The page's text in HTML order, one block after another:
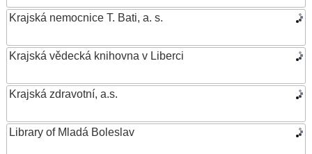
Krajská nemocnice T. Bati, a. s.
Krajská vědecká knihovna v Liberci
Krajská zdravotní, a.s.
Library of Mladá Boleslav